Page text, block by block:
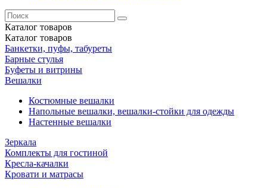
Каталог товаров
Каталог товаров
Банкетки, пуфы, табуреты
Барные стулья
Буфеты и витрины
Вешалки
Костюмные вешалки
Напольные вешалки, вешалки-стойки для одежды
Настенные вешалки
Зеркала
Комплекты для гостиной
Кресла-качалки
Кровати и матрасы